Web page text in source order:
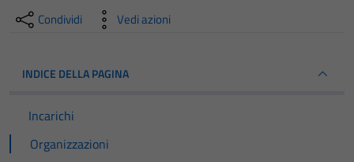
Condividi Vedi azioni
INDICE DELLA PAGINA
Incarichi
Organizzazioni